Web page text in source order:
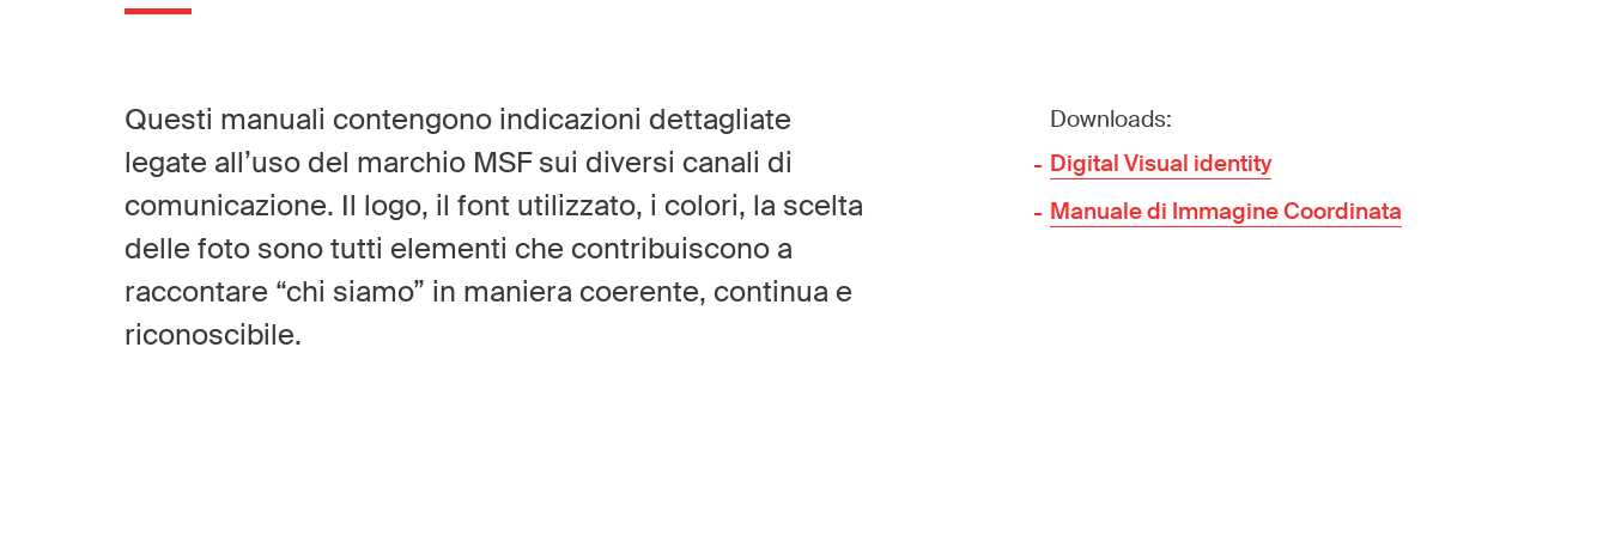
Questi manuali contengono indicazioni dettagliate
legate all’uso del marchio MSF sui diversi canali di
comunicazione. Il logo, il font utilizzato, i colori, la scelta
delle foto sono tutti elementi che contribuiscono a
raccontare “chi siamo” in maniera coerente, continua e
riconoscibile.
Downloads:
Digital Visual identity
Manuale di Immagine Coordinata